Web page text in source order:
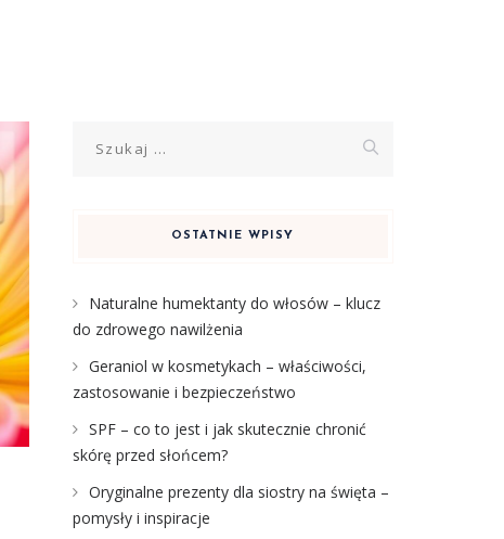
OSTATNIE WPISY
Naturalne humektanty do włosów – klucz
do zdrowego nawilżenia
Geraniol w kosmetykach – właściwości,
zastosowanie i bezpieczeństwo
SPF – co to jest i jak skutecznie chronić
skórę przed słońcem?
Oryginalne prezenty dla siostry na święta –
pomysły i inspiracje